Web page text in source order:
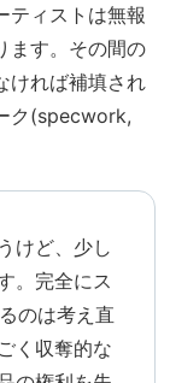
ティストは無報
ます。その間の
ければ補填され
ク(specwork,
けど、少し
。完全にス
のは考え直
く収奪的な